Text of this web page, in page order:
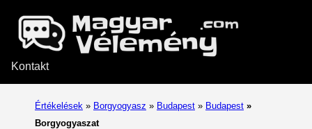
Kontakt
Értékelések » Borgyogyasz » Budapest » Budapest »
Borgyogyaszat